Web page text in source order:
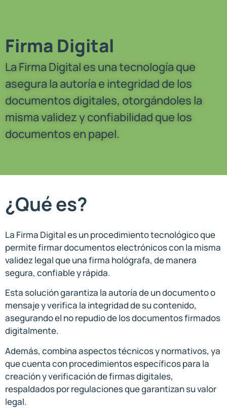
Firma Digital
La Firma Digital es una tecnología que
asegura la autoría e integridad de los
documentos digitales, otorgándoles la
misma validez y confiabilidad que los
documentos en papel.
¿Qué es?
La Firma Digital es un procedimiento tecnológico que
permite firmar documentos electrónicos con la misma
validez legal que una firma hológrafa, de manera
segura, confiable y rápida.
Esta solución garantiza la autoría de un documento o
mensaje y verifica la integridad de su contenido,
asegurando el no repudio de los documentos firmados
digitalmente.
Además, combina aspectos técnicos y normativos, ya
que cuenta con procedimientos específicos para la
creación y verificación de firmas digitales,
respaldados por regulaciones que garantizan su valor
legal.